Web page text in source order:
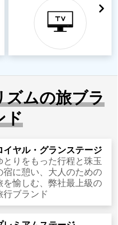
ズムの旅ブラ
ド
イヤル・グランステージ
とりをもった行程と珠玉
宿に憩い、大人のための
を愉しむ、弊社最上級の
行ブランド